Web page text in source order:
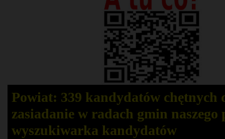
Powiat: 339 kandydatów chętnych
zasiadanie w radach gmin naszego
wyszukiwarka kandydatów